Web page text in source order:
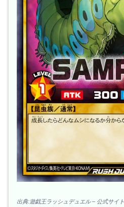
出典:遊戯王ラッシュデュエル – 公式サイト